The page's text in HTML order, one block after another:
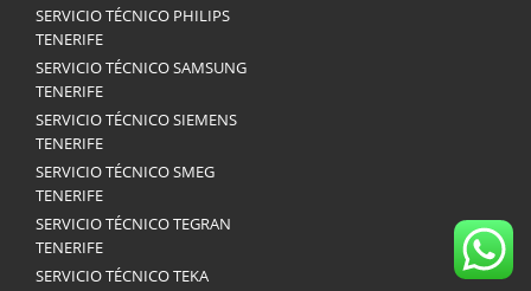
SERVICIO TÉCNICO PHILIPS
TENERIFE
SERVICIO TÉCNICO SAMSUNG
TENERIFE
SERVICIO TÉCNICO SIEMENS
TENERIFE
SERVICIO TÉCNICO SMEG
TENERIFE
SERVICIO TÉCNICO TEGRAN
TENERIFE
SERVICIO TÉCNICO TEKA